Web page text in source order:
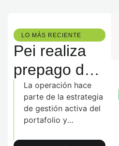
LO MÁS RECIENTE​
Pei realiza
prepago de
$300.000
millones de
deuda luego
La operación hace
parte de la estrategia
de gestión activa del
portafolio y